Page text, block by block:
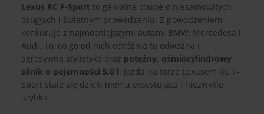
Lexus RC F-Sport to genialne coupé o niesamowitych
osiągach i świetnym prowadzeniu. Z powodzeniem
konkuruje z najmocniejszymi autami BMW, Mercedesa i
Audi. To, co go od nich odróżnia to odważna i
agresywna stylistyka oraz potężny, ośmiocylindrowy
silnik o pojemności 5,0 l. Jazda na torze Lexusem RC F-
Sport staje się dzięki niemu ekscytująca i niezwykle
szybka.